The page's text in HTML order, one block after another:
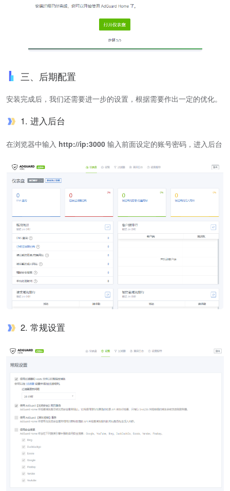
三、后期配置
安装完成后，我们还需要进一步的设置，根据需要作出一定的优化。
1. 进入后台
在浏览器中输入 http://ip:3000 输入前面设定的账号密码，进入后台
2. 常规设置